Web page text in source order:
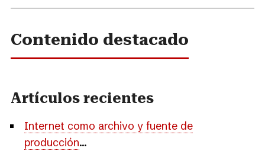
Contenido destacado
Artículos recientes
Internet como archivo y fuente de
producción...